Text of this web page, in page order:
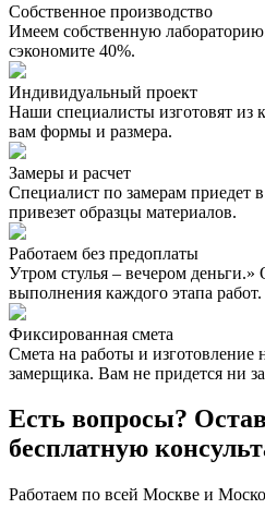
Собственное производство
Имеем собственную
сэкономите 40%.
Индивидуальный проект
Наши специалисты изготовят из
вам формы и размера.
Замеры и расчет
Специалист по замерам приедет
привезет образцы материалов.
Работаем без предоплаты
Утром стулья – вечером деньги.»
выполнения каждого этапа работ.
Фиксированная смета
Смета на работы и изготовление
замерщика. Вам не придется ни
Есть вопросы?
бесплатную
Работаем по всей Москве и